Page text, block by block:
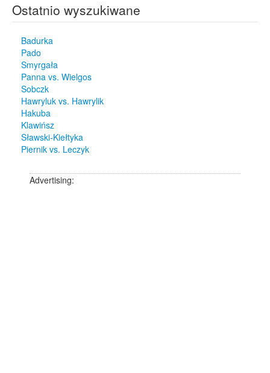
Ostatnio wyszukiwane
Badurka
Pado
Smyrgała
Panna vs. Wielgos
Sobczk
Hawryluk vs. Hawrylik
Hakuba
Klawińsz
Sławski-Kiełtyka
Piernik vs. Leczyk
Advertising: